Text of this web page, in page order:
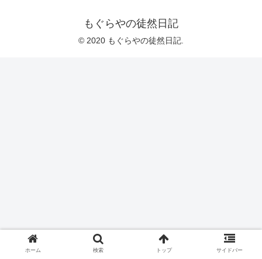
もぐらやの徒然日記
© 2020 もぐらやの徒然日記.
ホーム 検索 トップ サイドバー